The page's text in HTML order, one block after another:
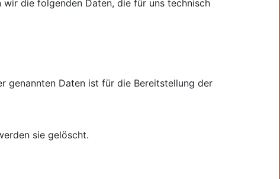
die folgenden Daten, die für uns technisch
genannten Daten ist für die Bereitstellung der
sie gelöscht.